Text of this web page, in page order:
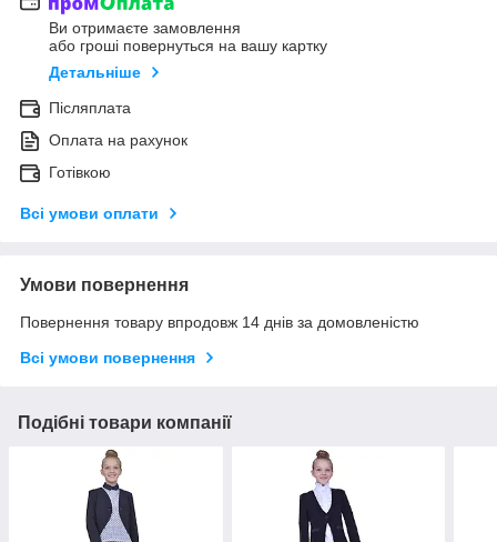
Ви отримаєте замовлення
або гроші повернуться на вашу картку
Детальніше
Післяплата
Оплата на рахунок
Готівкою
Всі умови оплати
Умови повернення
Повернення товару впродовж 14 днів за домовленістю
Всі умови повернення
Подібні товари компанії